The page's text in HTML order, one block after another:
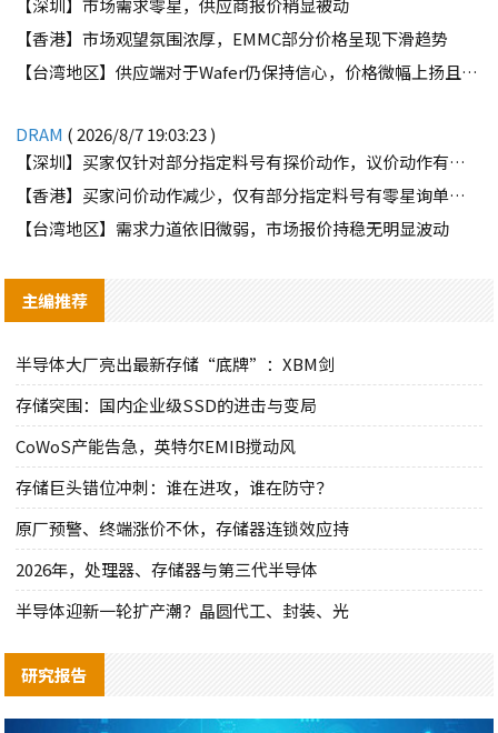
【香港】市场观望氛围浓厚，EMMC部分价格呈现下滑趋势
【台湾地区】供应端对于Wafer仍保持信心，价格微幅上扬且惜售态度不变
DRAM ( 2026/8/7 19:03:23 )
【深圳】买家仅针对部分指定料号有探价动作，议价动作有所减少
【香港】买家问价动作减少，仅有部分指定料号有零星询单动作
【台湾地区】需求力道依旧微弱，市场报价持稳无明显波动
主编推荐
半导体大厂亮出最新存储“底牌”：XBM剑
存储突围：国内企业级SSD的进击与变局
CoWoS产能告急，英特尔EMIB搅动风
存储巨头错位冲刺：谁在进攻，谁在防守？
原厂预警、终端涨价不休，存储器连锁效应持
2026年，处理器、存储器与第三代半导体
半导体迎新一轮扩产潮？晶圆代工、封装、光
研究报告